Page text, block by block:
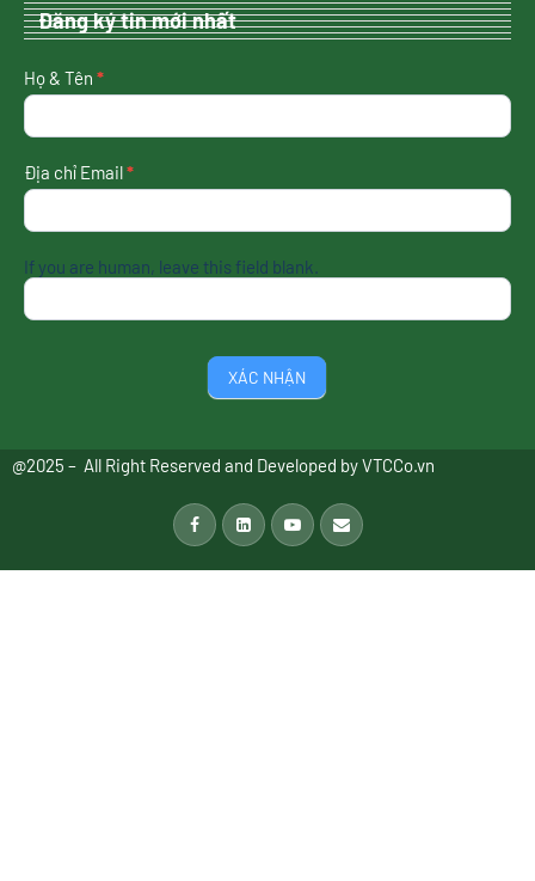
Đăng ký tin mới nhất
nhận
tin
nhất
Họ & Tên *
Địa chỉ Email*
If you are human, leave this field blank.
XÁC NHẬN
@2025 – All Right Reserved and Developed byVTCCo.vn